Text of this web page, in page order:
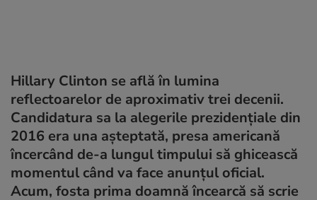
Hillary Clinton se află în lumina
reflectoarelor de aproximativ trei decenii.
Candidatura sa la alegerile prezidențiale din
2016 era una așteptată, presa americană
încercând de-a lungul timpului să ghicească
momentul când va face anunțul oficial.
Acum, fosta prima doamnă încearcă să scrie